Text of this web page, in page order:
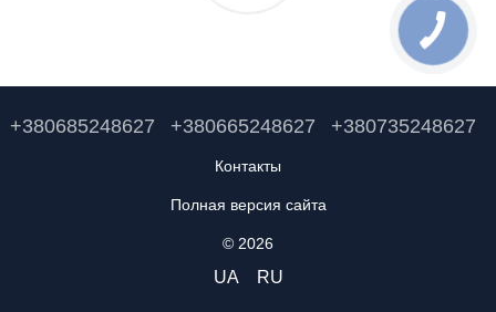
+380685248627 +380665248627 +380735248627
Контакты
Полная версия сайта
© 2026
UA RU